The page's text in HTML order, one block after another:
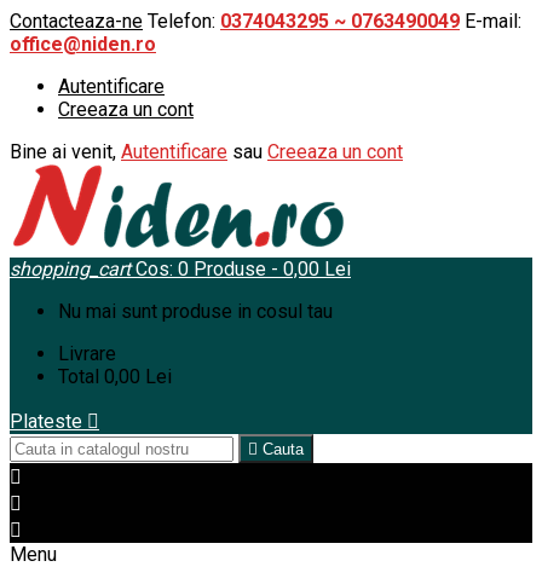
Contacteaza-ne Telefon: 0374043295 ~ 0763490049 E-mail:
office@niden.ro
Autentificare
Creeaza un cont
Bine ai venit, Autentificare sau Creeaza un cont
shopping_cart Cos: 0 Produse - 0,00 Lei
Nu mai sunt produse in cosul tau
Livrare
Total 0,00 Lei
Plateste 
 Cauta



Menu